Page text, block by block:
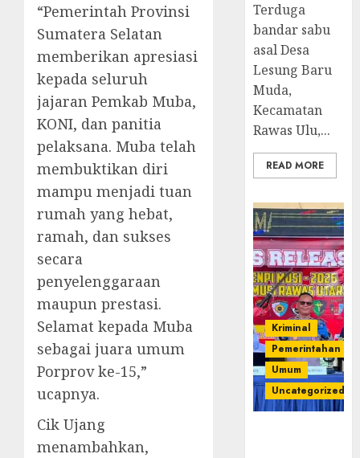
“Pemerintah Provinsi
Sumatera Selatan
memberikan apresiasi
kepada seluruh
jajaran Pemkab Muba,
KONI, dan panitia
pelaksana. Muba telah
membuktikan diri
mampu menjadi tuan
rumah yang hebat,
ramah, dan sukses
secara
penyelenggaraan
maupun prestasi.
Selamat kepada Muba
sebagai juara umum
Porprov ke-15,”
ucapnya.
Cik Ujang
menambahkan,
Terduga
bandar sabu
asal Desa
Lesung Baru
Muda,
Kecamatan
Rawas Ulu,...
READ MORE
Kriminal
Pemerintahan
Umum
Uncategorized